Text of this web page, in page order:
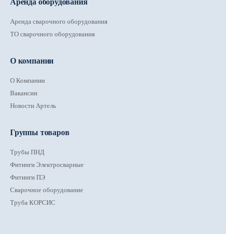
Аренда сварочного оборудования
ТО сварочного оборудования
О компании
О Компании
Вакансии
Новости Артель
Группы товаров
Трубы ПНД
Фитинги Электросварные
Фитинги ПЭ
Сварочное оборудование
Труба КОРСИС